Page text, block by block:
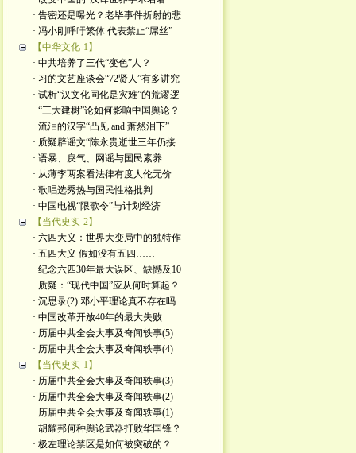
· 告密还是曝光？老毕事件折射的悲
· 冯小刚呼吁繁体 代表禁止“屌丝”
【中华文化-1】
· 中共培养了三代“变色”人？
· 习的文艺座谈会“72贤人”有多讲究
· 试析“汉文化同化是灾难”的荒谬逻
· “三大建树”论如何影响中国舆论？
· 流泪的汉字“凸见 and 萧然泪下”
· 质疑辟谣文“陈永贵逝世三年仍接
· 语暴、戾气、网谣与国民素养
· 从薄李两案看法律有度人伦无价
· 歌唱选秀热与国民性格批判
· 中国电视“限歌令”与计划经济
【当代史实-2】
· 六四大义：世界大变局中的独特作
· 五四大义 假如没有五四……
· 纪念六四30年最大误区、缺憾及10
· 质疑：“现代中国”应从何时算起？
· 沉思录(2) 邓小平理论真不存在吗
· 中国改革开放40年的最大失败
· 历届中共全会大事及奇闻轶事(5)
· 历届中共全会大事及奇闻轶事(4)
【当代史实-1】
· 历届中共全会大事及奇闻轶事(3)
· 历届中共全会大事及奇闻轶事(2)
· 历届中共全会大事及奇闻轶事(1)
· 胡耀邦何种舆论武器打败华国锋？
· 极左理论禁区是如何被突破的？